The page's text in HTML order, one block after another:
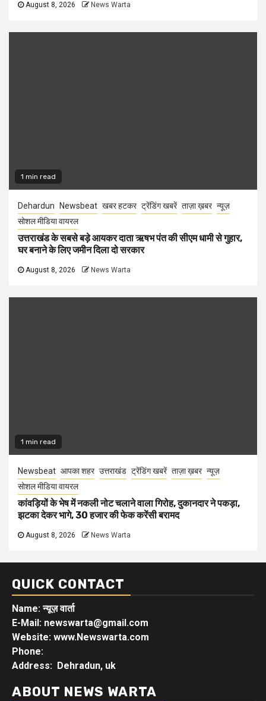
August 8, 2026 News Warta
1 min read
Dehardun Newsbeat खबर हटकर ट्रेंडिंग खबरें ताज़ा ख़बर न्यूज़
सोशल मीडिया वायरल
उत्तराखंड के सबसे बड़े आयकर दाता ऋषभ पंत की सीएम धामी से गुहार,
घर बनाने के लिए जमीन दिला दो सरकार
August 8, 2026 News Warta
1 min read
Newsbeat आपका शहर उत्तराखंड ट्रेंडिंग खबरें ताज़ा ख़बर न्यूज़
सोशल मीडिया वायरल
कांवड़ियों के भेष में नकली नोट चलाने वाला गिरोह, दुकानदार ने पकड़ा,
झटका देकर भागे, 30 हजार की फेक करेंसी बरामद
August 8, 2026 News Warta
QUICK CONTACT
Name: न्यूज़ वार्ता
E-Mail: newswarta@gmail.com
Website: www.Newswarta.com
Phone:
Address: Dehradun, uk
ABOUT NEWS WARTA